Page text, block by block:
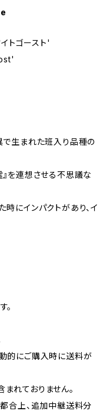
イトゴースト'
で生まれた班入り品種の
を連想させる不思議な
にインパクトがあり、イ
。
的にご購入時に送料が
れておりません。
合上、追加中継送料分